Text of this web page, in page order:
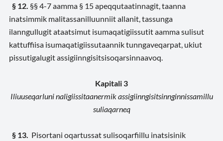
§ 12. §§ 4-7 aamma § 15 apeqqutaatinnagit, taanna
inatsimmik malitassanilluunniit allanit, tassunga
ilanngullugit ataatsimut isumaqatigiissutit aamma sulisut
kattuffiisa isumaqatigiissutaannik tunngaveqarpat, ukiut
pissutigalugit assigiinngisitsisoqarsinnaavoq.
Kapitali 3
Iliuuseqarluni naligiissitaanermik assigiinngisitsinnginnissamillu
suliaqarneq
§ 13. Pisortani oqartussat sulisoqarfiillu inatsisinik